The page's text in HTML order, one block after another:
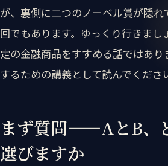
が、裏側に二つのノーベル賞が隠れ
回でもあります。ゆっくり行きまし
定の金融商品をすすめる話ではあ
するための講義として読んでくださ
まず質問——AとB、
選びますか